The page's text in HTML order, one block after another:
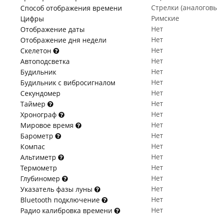
Способ отображения времени
Стрелки
Цифры
Римские
Отображение даты
Нет
Отображение дня недели
Нет
Скелетон
Нет
Автоподсветка
Нет
Будильник
Нет
Будильник с вибросигналом
Нет
Секундомер
Нет
Таймер
Нет
Хронограф
Нет
Мировое время
Нет
Барометр
Нет
Компас
Нет
Альтиметр
Нет
Термометр
Нет
Глубиномер
Нет
Указатель фазы луны
Нет
Bluetooth подключение
Нет
Радио калибровка времени
Нет